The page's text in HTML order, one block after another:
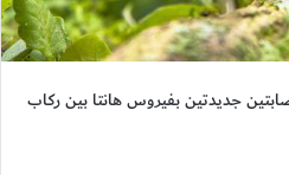
جديدتين بفيروس هانتا بين ركاب